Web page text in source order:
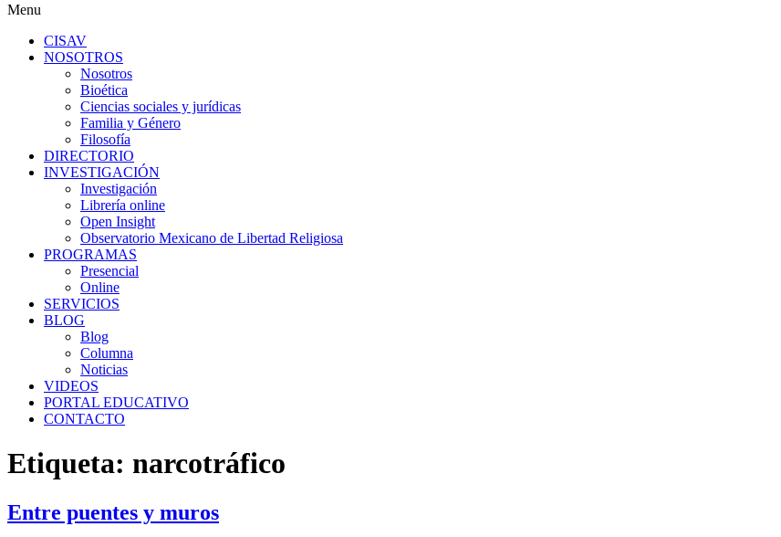
Menu
CISAV
NOSOTROS
Nosotros
Bioética
Ciencias sociales y jurídicas
Familia y Género
Filosofía
DIRECTORIO
INVESTIGACIÓN
Investigación
Librería online
Open Insight
Observatorio Mexicano de Libertad Religiosa
PROGRAMAS
Presencial
Online
SERVICIOS
BLOG
Blog
Columna
Noticias
VIDEOS
PORTAL EDUCATIVO
CONTACTO
Etiqueta: narcotráfico
Entre puentes y muros